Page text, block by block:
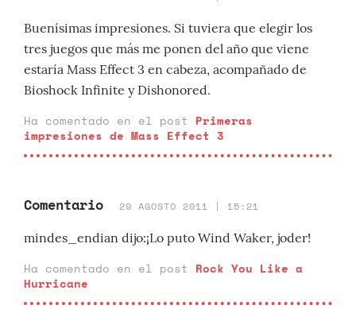
Buenísimas impresiones. Si tuviera que elegir los
tres juegos que más me ponen del año que viene
estaría Mass Effect 3 en cabeza, acompañado de
Bioshock Infinite y Dishonored.
Ha comentado en el post Primeras
impresiones de Mass Effect 3
Comentario 29 AGOSTO 2011 | 15:21
mindes_endian dijo:¡Lo puto Wind Waker, joder!
Ha comentado en el post Rock You Like a
Hurricane